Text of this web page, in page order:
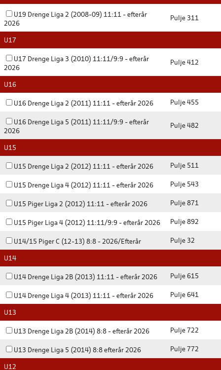
U19 Drenge Liga 2 (2008-09) 11:11 - efterår
2026
Pulje 311
U17
U17 Drenge Liga 3 (2010) 11:11/9:9 - efterår
2026
Pulje 412
U16
U16 Drenge Liga 2 (2011) 11:11 - efterår 2026 Pulje 455
U16 Drenge Liga 5 (2011) 11:11/9:9 - efterår
2026
Pulje 482
U15
U15 Drenge Liga 2 (2012) 11:11 - efterår 2026 Pulje 511
U15 Drenge Liga 4 (2012) 11:11 - efterår 2026 Pulje 543
U15 Piger Liga 2 (2012) 11:11 - efterår 2026 Pulje 871
U15 Piger Liga 4 (2012) 11:11/9:9 - efterår 2026 Pulje 892
U14/15 Piger C (12-13) 8:8 - 2026/Efterår Pulje 32
U14
U14 Drenge Liga 2B (2013) 11:11 - efterår 2026 Pulje 615
U14 Drenge Liga 4 (2013) 11:11 - efterår 2026 Pulje 641
U13
U13 Drenge Liga 2B (2014) 8:8 - efterår 2026 Pulje 722
U13 Drenge Liga 5 (2014) 8:8 efterår 2026 Pulje 772
U12